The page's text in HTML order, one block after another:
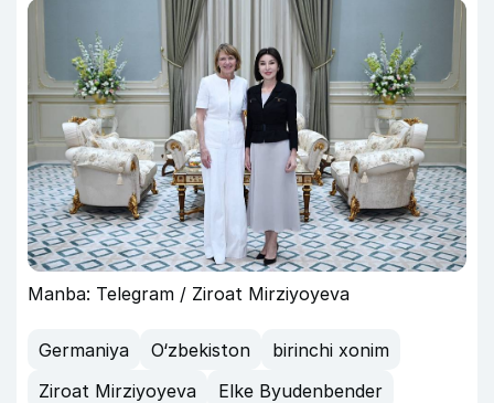
Manba: Telegram / Ziroat Mirziyoyeva
Germaniya O‘zbekiston
birinchi xonim
Ziroat Mirziyoyeva
Elke Byudenbender